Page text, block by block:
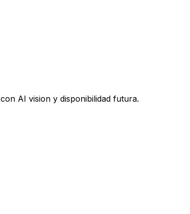
AI vision y disponibilidad futura.